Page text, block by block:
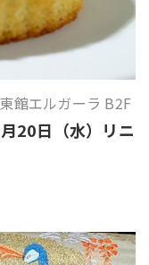
館エルガーラ B2F
20日（水）リニ